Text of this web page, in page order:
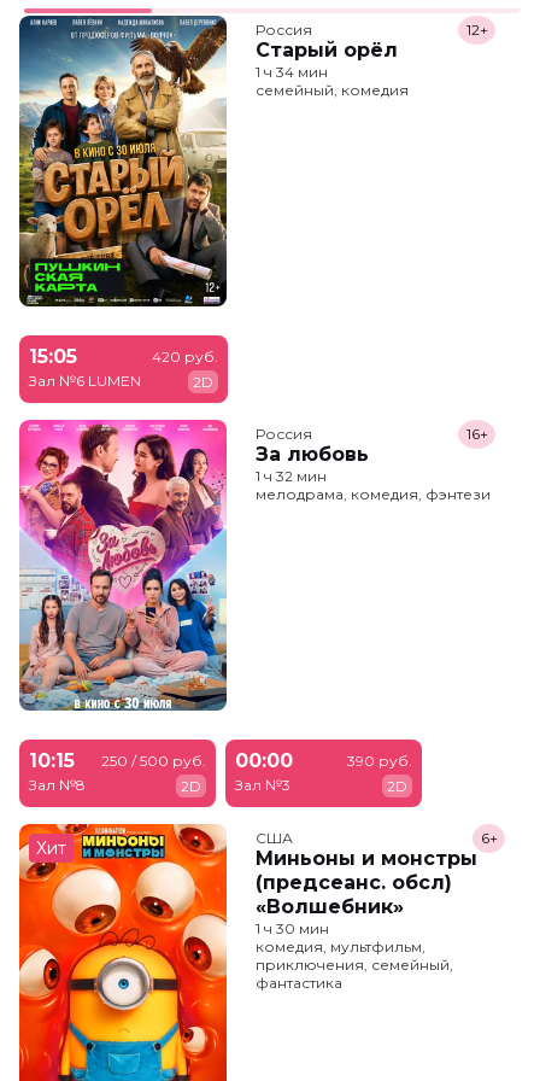
Россия
Старый орёл
12+
1 ч 34 мин
семейный, комедия
15:05
Зал №6 LUMEN
420 руб.
2D
Россия
За любовь
16+
1 ч 32 мин
мелодрама, комедия, фэнтези
10:15
Зал №8
250 / 500 руб.
2D
00:00
Зал №3
390 руб.
2D
Хит США
Миньоны и монстры
(предсеанс. обсл)
«Волшебник»
6+
1 ч 30 мин
комедия, мультфильм,
приключения, семейный,
фантастика